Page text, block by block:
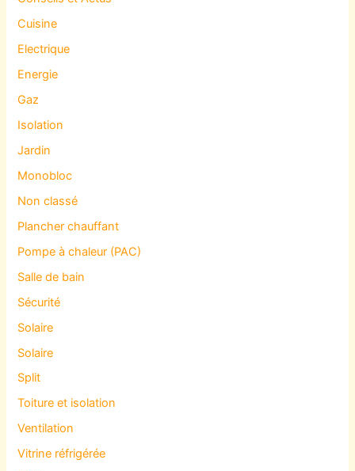
Cuisine
Electrique
Energie
Gaz
Isolation
Jardin
Monobloc
Non classé
Plancher chauffant
Pompe à chaleur (PAC)
Salle de bain
Sécurité
Solaire
Solaire
Split
Toiture et isolation
Ventilation
Vitrine réfrigérée